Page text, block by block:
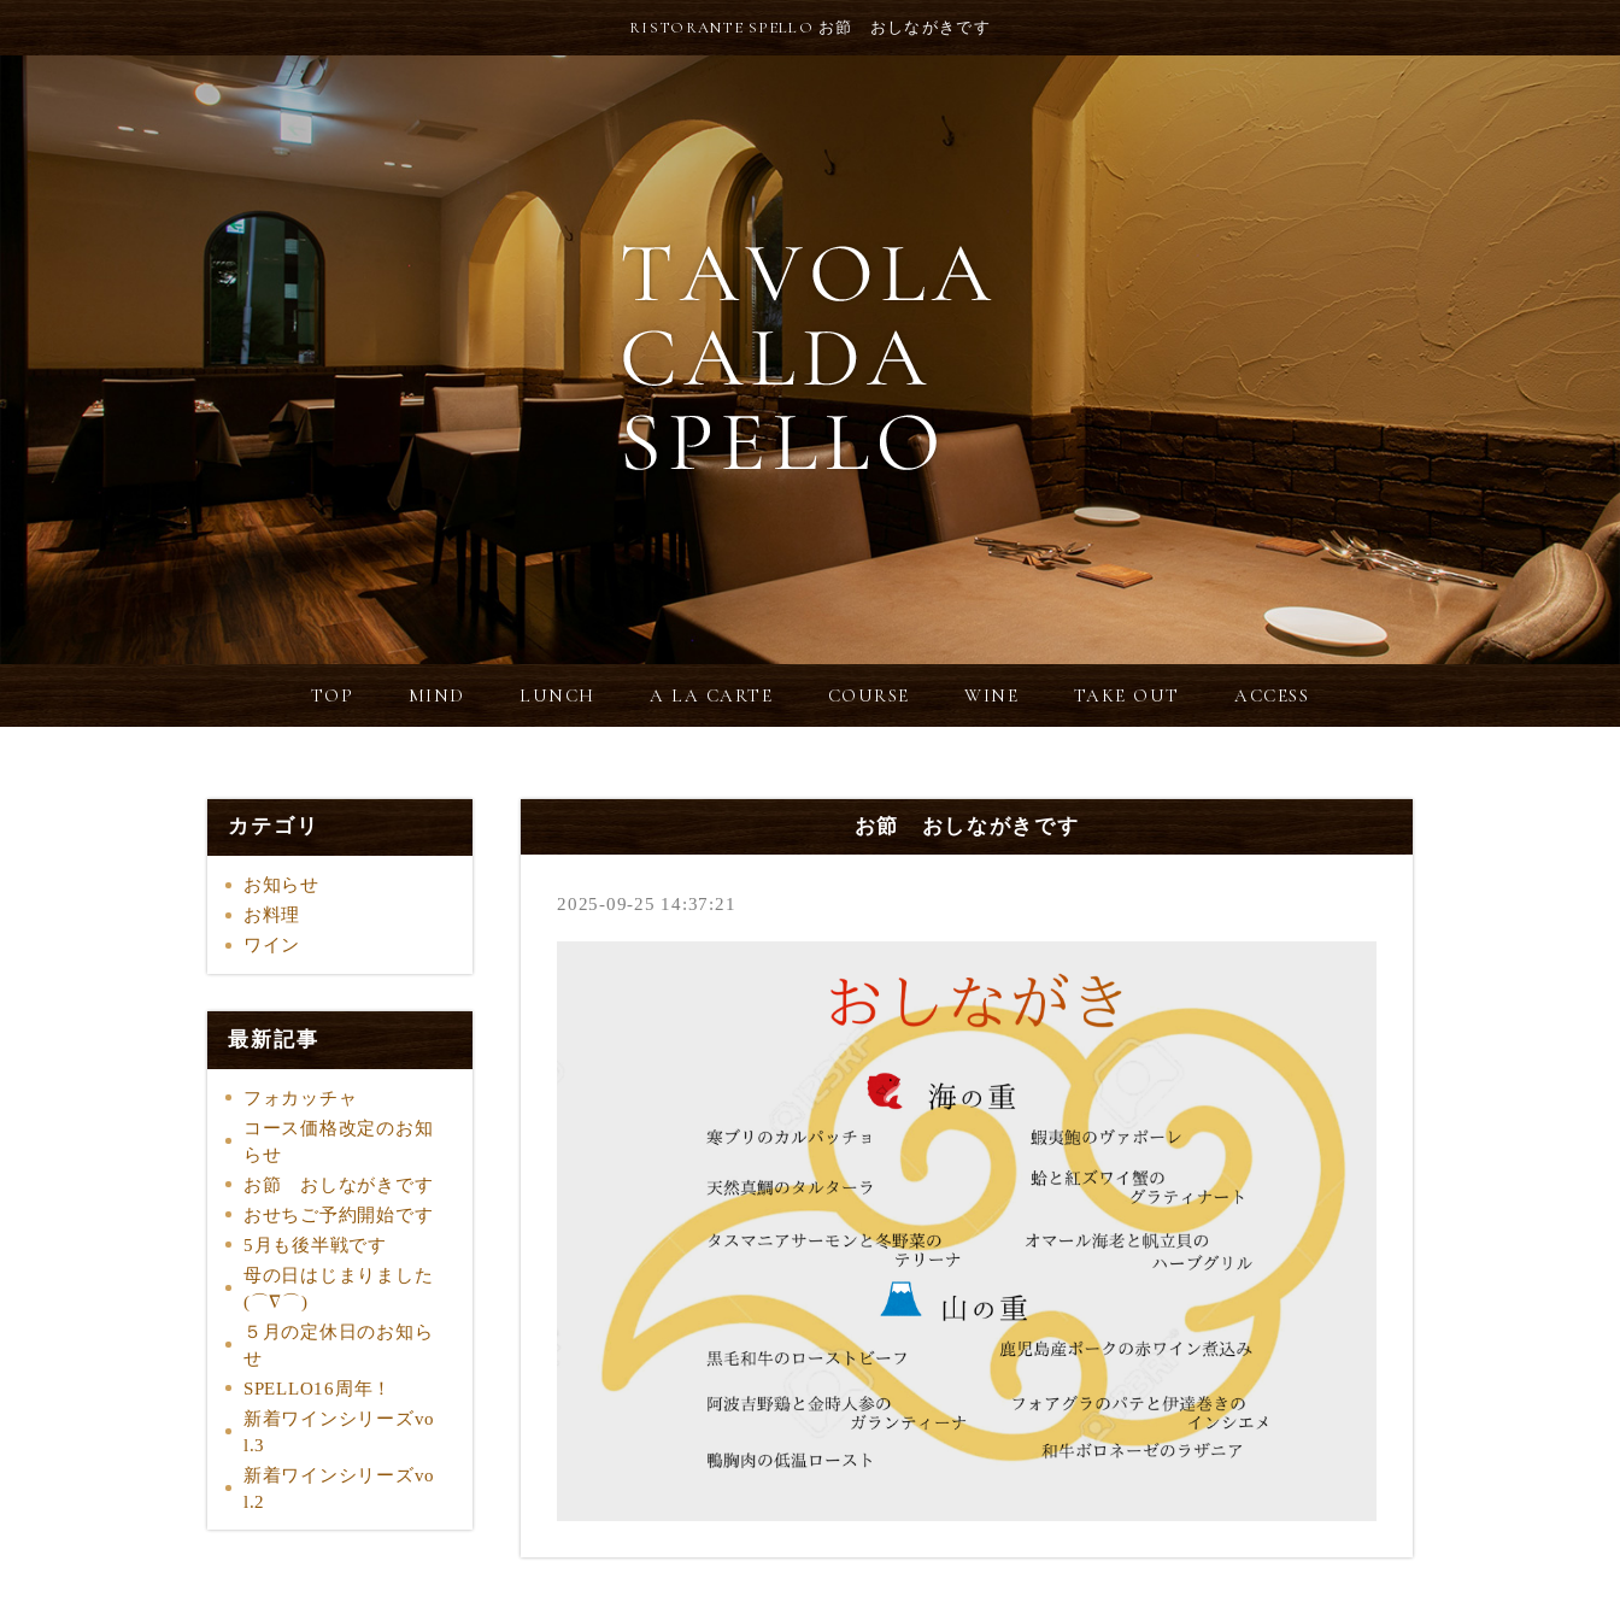
RISTORANTE SPELLO お節 おしながきです
TOP MIND LUNCH A LA CARTE COURSE WINE TAKE OUT ACCESS
カテゴリ
お知らせ
お料理
ワイン
最新記事
フォカッチャ
コース価格改定のお知
らせ
お節 おしながきです
おせちご予約開始です
5月も後半戦です
母の日はじまりました
(⌒∇⌒)
５月の定休日のお知ら
せ
SPELLO16周年！
新着ワインシリーズvo
l.3
新着ワインシリーズvo
l.2
お節 おしながきです
2025-09-25 14:37:21